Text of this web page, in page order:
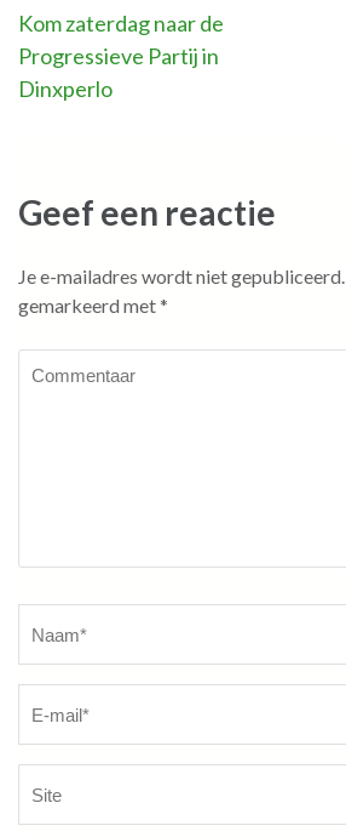
Bericht
navigatie
Kom zaterdag naar de
Progressieve Partij in
Dinxperlo
Geef een reactie
Je e-mailadres wordt niet gepubliceerd.
gemarkeerd met*